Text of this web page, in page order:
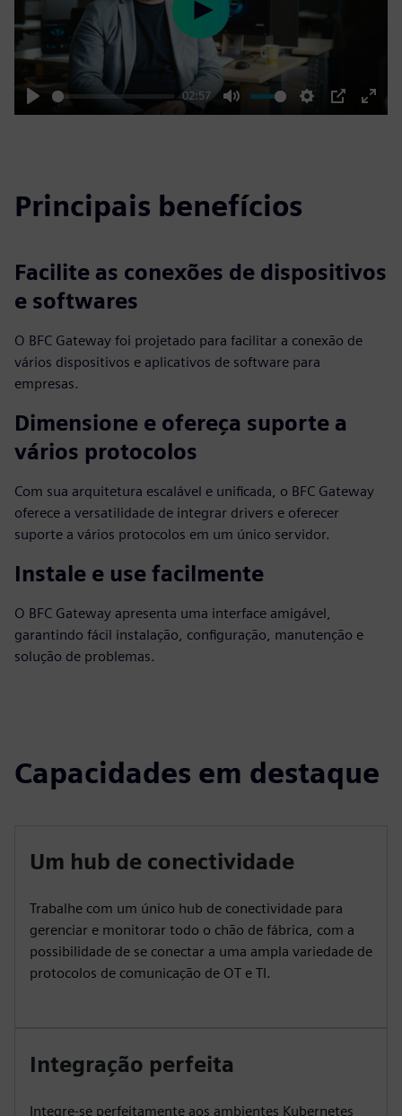
Play
02:57
Mute Settings
PIP
Enter
Play
Principais benefícios
Facilite as conexões de dispositivos
e softwares
O BFC Gateway foi projetado para facilitar a conexão de
vários dispositivos e aplicativos de software para
empresas.
Dimensione e ofereça suporte a
vários protocolos
Com sua arquitetura escalável e unificada, o BFC Gateway
oferece a versatilidade de integrar drivers e oferecer
suporte a vários protocolos em um único servidor.
Instale e use facilmente
O BFC Gateway apresenta uma interface amigável,
garantindo fácil instalação, configuração, manutenção e
solução de problemas.
Capacidades em destaque
Um hub de conectividade
Trabalhe com um único hub de conectividade para
gerenciar e monitorar todo o chão de fábrica, com a
possibilidade de se conectar a uma ampla variedade de
protocolos de comunicação de OT e TI.
Integração perfeita
Integre-se perfeitamente aos ambientes Kubernetes